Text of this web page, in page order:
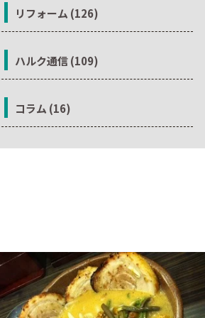
リフォーム (126)
ハルク通信 (109)
コラム (16)